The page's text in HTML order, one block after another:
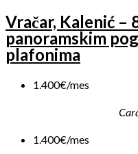
Vračar, Kalenić –
panoramskim
plafonima
1.400€/mes
1.400€/mes